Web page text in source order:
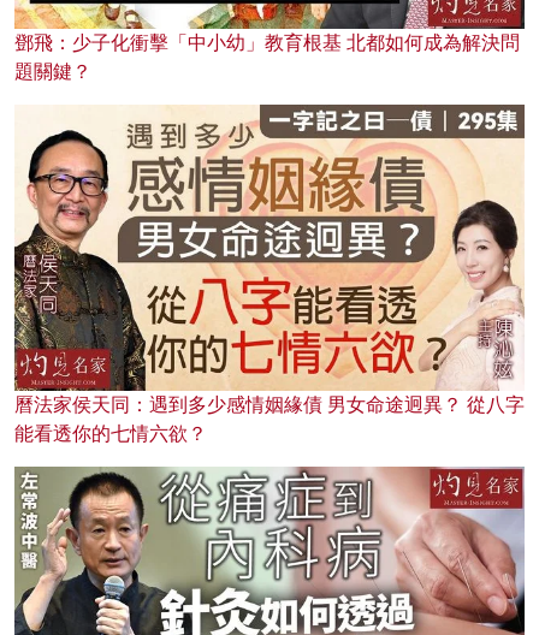
鄧飛：少子化衝擊「中小幼」教育根基 北都如何成為解決問
題關鍵？
曆法家侯天同：遇到多少感情姻緣債 男女命途迥異？ 從八字
能看透你的七情六欲？